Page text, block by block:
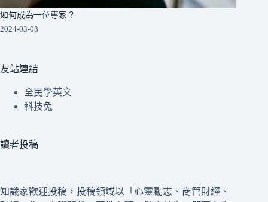
如何成為一位專家？
2024-03-08
友站連結
全民學英文
科技兔
讀者投稿
知識家歡迎投稿，投稿領域以「心靈勵志、商管財經、